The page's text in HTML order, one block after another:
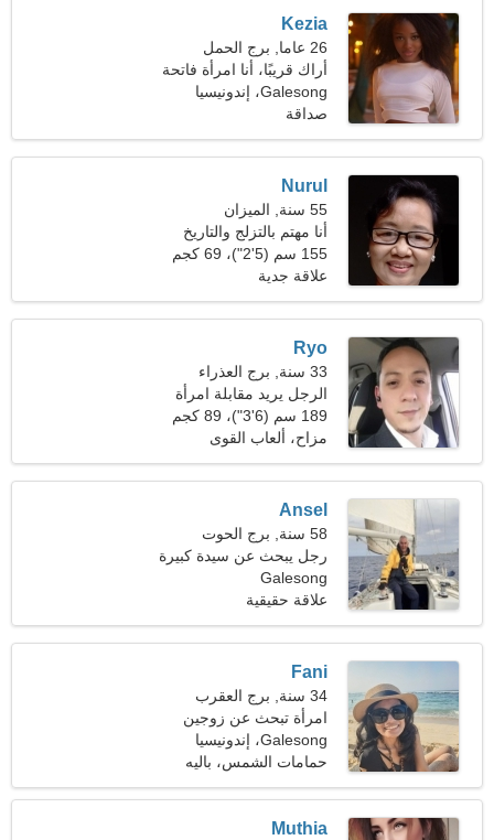
Kezia
26 عاما, برج الحمل
أراك قريبًا، أنا امرأة فاتحة
للشهية
Galesong، إندونيسيا
صداقة
Nurul
55 سنة, الميزان
أنا مهتم بالتزلج والتاريخ
155 سم (5'2")، 69 كجم
(152 رطلا)
علاقة جدية
Ryo
33 سنة, برج العذراء
الرجل يريد مقابلة امرأة
189 سم (6'3")، 89 كجم
(196 رطل)
مزاح، ألعاب القوى
Ansel
58 سنة, برج الحوت
رجل يبحث عن سيدة كبيرة
Galesong
علاقة حقيقية
Fani
34 سنة, برج العقرب
امرأة تبحث عن زوجين
Galesong، إندونيسيا
حمامات الشمس، باليه
Muthia